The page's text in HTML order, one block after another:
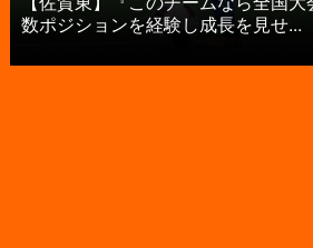
数ポジションを経験し成長を見せ...